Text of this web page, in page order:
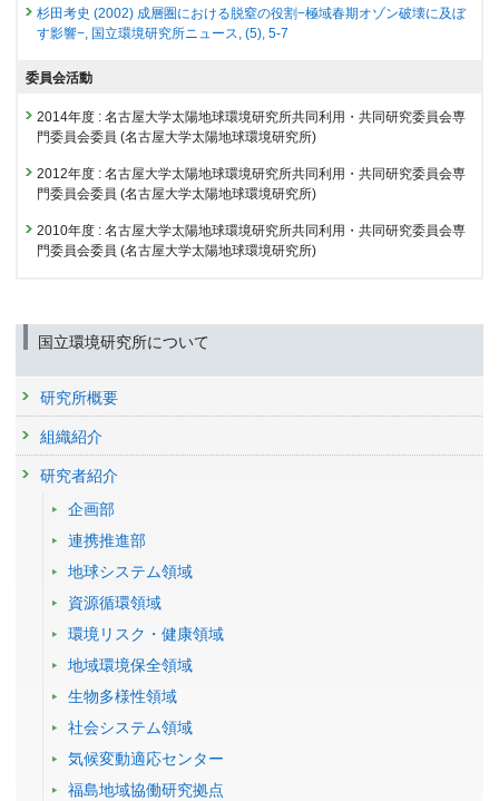
22262 : アジア・オセアニア域における長寿命・短寿命気候影響物質の包
括的長期観測
22304 : オゾン層変動研究プロジェクト
2012年度
究
整備、地球環境研究支援
21795 : 塩素系化学種を中心とした成層圏化学過程の研究
22042 : GOSATデータ等を用いた全球メタン発生領域の特性抽出と定量
化
22118 : 大気・海洋モニタリング
2011年度
21327 : 地球環境の戦略的モニタリングの実施、地球環境データベースの
整備、地球環境研究支援
21369 : 塩素系化学種を中心とした成層圏化学過程の研究
21386 : オゾン層破壊に関連した極成層圏雲の特性評価に関する研究
21595 : 大気・海洋モニタリング
掲載誌 :Atmospheric Measurement Techniques, 16(19):4589-
4642 (2023)
査読付き 原著論文
oceans by integrating ship and aircraft observations
発表者 : Mueller A.(MUELLER Astrid),Tanimoto H.(谷本浩志)
(杉田考史)
Machida T.(町田敏暢),Nakaoka S.(中岡慎一郎), Patra P.K.,
Laughner J., Crisp D.
査読付き 原著論文
発表者 :Ikeda K.(池田恒平),Tanimoto H.(谷本浩志)
掲載誌 :Journal of Geophysical Research: Atmospheres,
126:e2020JD033459 (2021)
査読付き 原著論文
The SPARC water vapour assessment II: profile-to-profile
comparisons of stratospheric and lower mesospheric water
vapour data sets obtained from satellites
Blanot L., Russell J.M., Remsberg E.E., Gille J.C.,
Sioris C.E., Dinelli B.M., Papandrea E., Raspollini P., García-Comas M.,
Damadeo R.P., Zawodny J.M., Weigel K., Rozanov A., Azam F.,
Bramstedt K., Noël S., Burrows J.P., Sagawa H., Kasai Y., Urban J.,
K.H.
掲載誌 : Atmospheric Measurement Techniques, 12(5):2693-
2732 (2019)
6-2 オゾン層とは. 8 (物質編) オゾン. 8 (物質編) オゾン層
破壊物質
発表者 : 杉田考史 , 藤縄環 ,LIM Hyunkwang, 佐藤知紘, 関谷高志,山下陽
介 , 山口将大, 笠井康子, 金谷有剛, 谷本浩志 , 内野進, 星野百合香, 川原健太
郎, 村永和哉
予稿集名 :
研究発表
New tools for greenhouse gas monitoring and satellite
validation over oceans: Utilizing commercial ship and
aircraft observations and a novel semi-automatic FTIR - VIS
発表者 :Mueller A.(MUELLER Astrid), Tanimoto H.(谷本浩志) ,Sugita T.
(杉田考史), Patra P.K., Frey M.(FREY Matthias Max), Kleinschek R., Butz
予稿集名 :-
研究発表
Progress of retrieval algorithm development for GOSAT-GW
発表者 :Fujinawa T.(藤縄環)
T.,Yamashita Y.(山下陽介)
Kasai Y.,Tanimoto H.(谷本浩志)
学会等名称 :
研究発表
GOSAT series: 15 years' satellite observation of CO2 and
CH4 by GOSAT and GOSAT-2, and the preparation status
of GOSAT-GW
発表者 : Saeki T.(佐伯田鶴)
Yoshida Y.(吉田幸生) ,Saito M.(齊藤誠)
山博史),Someya Y.(染谷有)
Tanimoto H.(谷本浩志)
Sugita T.(杉田考史)
S.(猪俣敏) ,Mueller A.(MUELLER Astrid)
学会等名称 :11th International Carbon Dioxide Conference (2024)
杉田考史 (2002) 成層圏における脱窒の役割−極域春期オゾン破壊に及ぼ
す影響−, 国立環境研究所ニュース, (5), 5-7
委員会活動
2014年度 : 名古屋大学太陽地球環境研究所共同利用・共同研究委員会専
門委員会委員 (名古屋大学太陽地球環境研究所)
2012年度 : 名古屋大学太陽地球環境研究所共同利用・共同研究委員会専
門委員会委員 (名古屋大学太陽地球環境研究所)
2010年度 : 名古屋大学太陽地球環境研究所共同利用・共同研究委員会専
門委員会委員 (名古屋大学太陽地球環境研究所)
国立環境研究所について
研究所概要
組織紹介
研究者紹介
企画部
連携推進部
地球システム領域
資源循環領域
環境リスク・健康領域
地域環境保全領域
生物多様性領域
社会システム領域
気候変動適応センター
福島地域協働研究拠点